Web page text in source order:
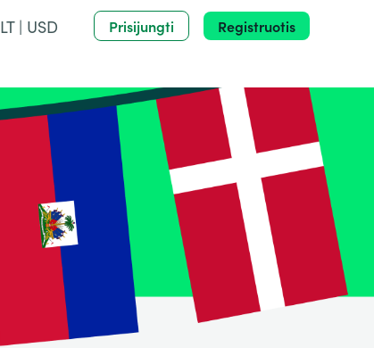
LT | USD Prisijungti Registruotis